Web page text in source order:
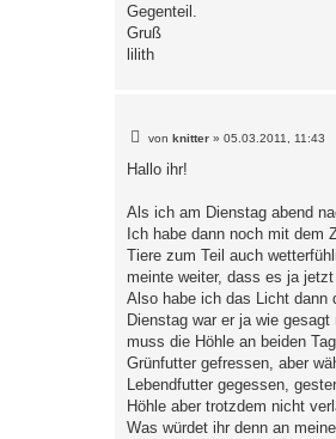
g
Gegenteil.
Gruß
lilith
B
i
t
a
g
von knitter »05.03.2011, 11:43
Hallo ihr!
Als ich am Dienstag abend
Ich habe dann noch mit dem
Tiere zum Teil auch
meinte weiter, dass es ja
Also habe ich das Licht dann
Dienstag war er ja wie
muss die Höhle an beiden
Grünfutter gefressen, aber
Lebendfutter gegessen,
Höhle aber trotzdem nicht
Was würdet ihr denn an